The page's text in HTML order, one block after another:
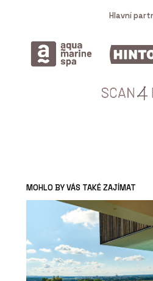
Hlavní
MOHLO BY VÁS TAKÉ ZAJÍMAT